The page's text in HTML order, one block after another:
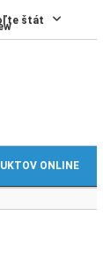
štát
ONLINE